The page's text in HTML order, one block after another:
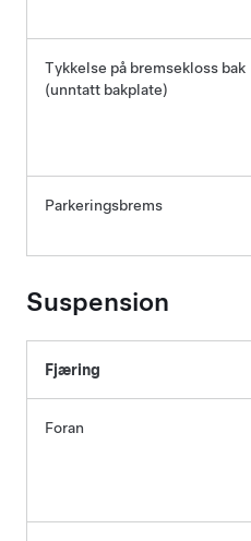
Tykkelse på bremsekloss bak
(unntatt bakplate)
Parkeringsbrems
Suspension
Fjæring
Foran